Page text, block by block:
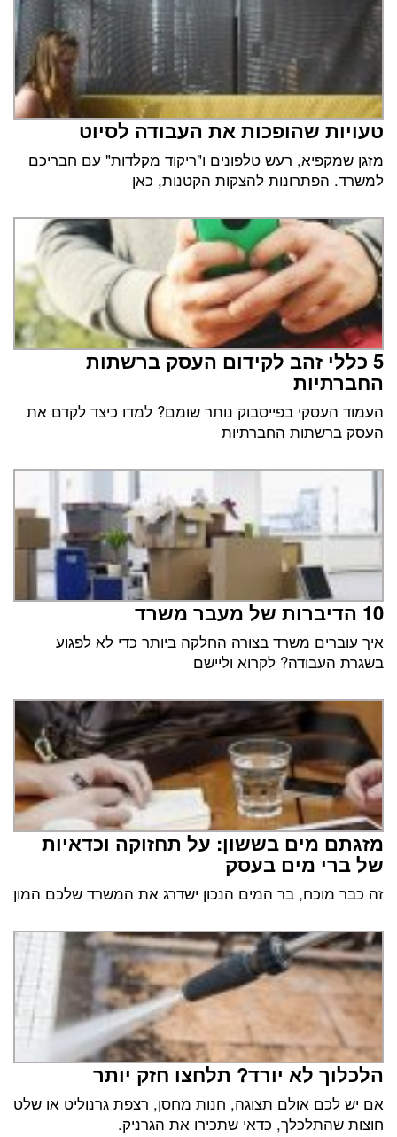
טעויות שהופכות את העבודה לסיוט
מזגן שמקפיא, רעש טלפונים ו"ריקוד מקלדות" עם חבריכם
למשרד. הפתרונות להצקות הקטנות, כאן
5 כללי זהב לקידום העסק ברשתות
החברתיות
העמוד העסקי בפייסבוק נותר שומם? למדו כיצד לקדם את
העסק ברשתות החברתיות
10 הדיברות של מעבר משרד
איך עוברים משרד בצורה החלקה ביותר כדי לא לפגוע
בשגרת העבודה? לקרוא וליישם
מזגתם מים בששון: על תחזוקה וכדאיות
של ברי מים בעסק
זה כבר מוכח, בר המים הנכון ישדרג את המשרד שלכם המון
הלכלוך לא יורד? תלחצו חזק יותר
אם יש לכם אולם תצוגה, חנות מחסן, רצפת גרנוליט או שלט
חוצות שהתלכלך, כדאי שתכירו את הגרניק.